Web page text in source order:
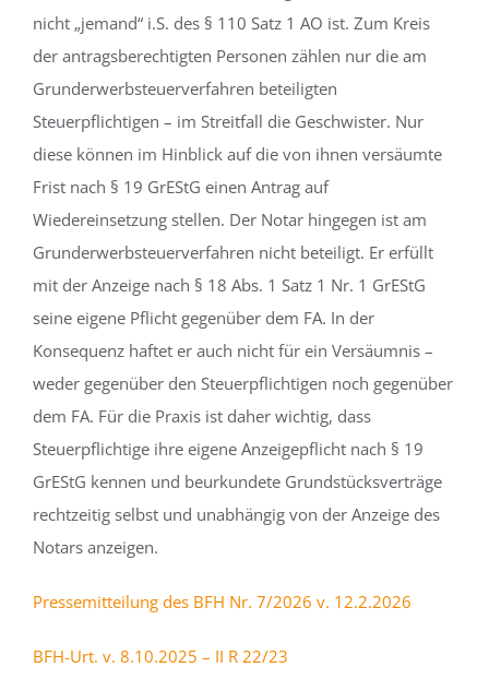
nicht „jemand“ i.S. des § 110 Satz 1 AO ist. Zum Kreis
der antragsberechtigten Personen zählen nur die am
Grunderwerbsteuerverfahren beteiligten
Steuerpflichtigen – im Streitfall die Geschwister. Nur
diese können im Hinblick auf die von ihnen versäumte
Frist nach § 19 GrEStG einen Antrag auf
Wiedereinsetzung stellen. Der Notar hingegen ist am
Grunderwerbsteuerverfahren nicht beteiligt. Er erfüllt
mit der Anzeige nach § 18 Abs. 1 Satz 1 Nr. 1 GrEStG
seine eigene Pflicht gegenüber dem FA. In der
Konsequenz haftet er auch nicht für ein Versäumnis –
weder gegenüber den Steuerpflichtigen noch gegenüber
dem FA. Für die Praxis ist daher wichtig, dass
Steuerpflichtige ihre eigene Anzeigepflicht nach § 19
GrEStG kennen und beurkundete Grundstücksverträge
rechtzeitig selbst und unabhängig von der Anzeige des
Notars anzeigen.
Pressemitteilung des BFH Nr. 7/2026 v. 12.2.2026
BFH-Urt. v. 8.10.2025 – II R 22/23